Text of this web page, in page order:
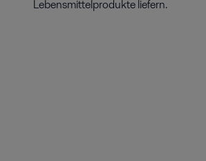
Lebensmittelprodukte liefern.